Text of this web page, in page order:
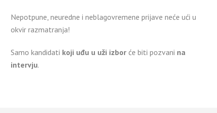
Nepotpune, neuredne i neblagovremene prijave neće ući u
okvir razmatranja!
Samo kandidati koji uđu u uži izbor će biti pozvani na
intervju.